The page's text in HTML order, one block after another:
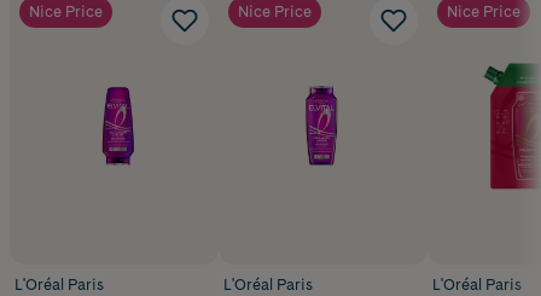
Nice Price
L'Oréal Paris
Nice Price
L'Oréal Paris
Nice Price
L'Oréal Paris